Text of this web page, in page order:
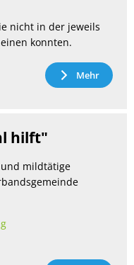
nicht in der jeweils
konnten.
Mehr
hilft"
mildtätige